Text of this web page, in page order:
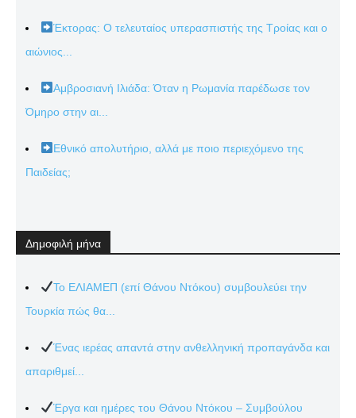
Έκτορας: Ο τελευταίος υπερασπιστής της Τροίας και ο
αιώνιος...
Αμβροσιανή Ιλιάδα: Όταν η Ρωμανία παρέδωσε τον
Όμηρο στην αι...
Εθνικό απολυτήριο, αλλά με ποιο περιεχόμενο της
Παιδείας;
Δημοφιλή μήνα
Το ΕΛΙΑΜΕΠ (επί Θάνου Ντόκου) συμβουλεύει την
Τουρκία πώς θα...
Ένας ιερέας απαντά στην ανθελληνική προπαγάνδα και
απαριθμεί...
Έργα και ημέρες του Θάνου Ντόκου – Συμβούλου